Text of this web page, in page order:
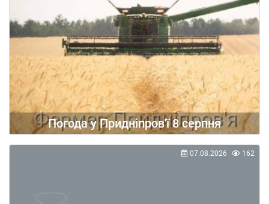
Погода у Придніпров'ї 8 серпня
07.08.2026 162